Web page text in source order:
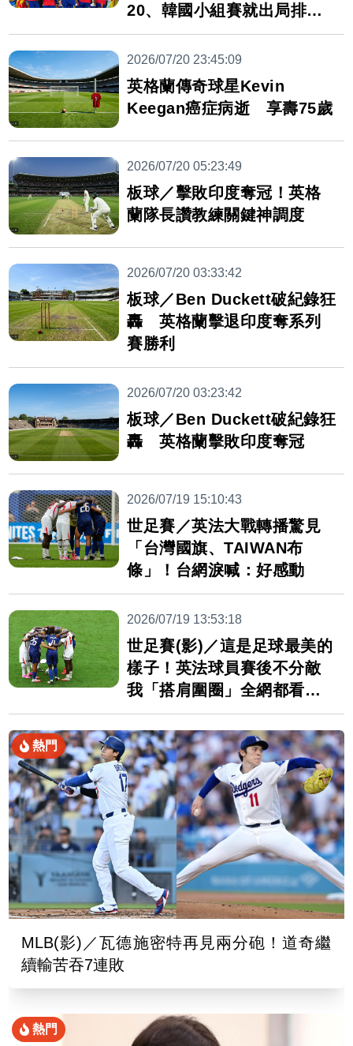
20、韓國小組賽就出局排名
慘跌
2026/07/20 23:45:09
英格蘭傳奇球星Kevin
Keegan癌症病逝 享壽75歲
2026/07/20 05:23:49
板球／擊敗印度奪冠！英格
蘭隊長讚教練關鍵神調度
2026/07/20 03:33:42
板球／Ben Duckett破紀錄狂
轟 英格蘭擊退印度奪系列
賽勝利
2026/07/20 03:23:42
板球／Ben Duckett破紀錄狂
轟 英格蘭擊敗印度奪冠
2026/07/19 15:10:43
世足賽／英法大戰轉播驚見
「台灣國旗、TAIWAN布
條」！台網淚喊：好感動
2026/07/19 13:53:18
世足賽(影)／這是足球最美的
樣子！英法球員賽後不分敵
我「搭肩圍圈」全網都看哭
了
熱門
MLB(影)／瓦德施密特再見兩分砲！道奇繼
續輸苦吞7連敗
熱門